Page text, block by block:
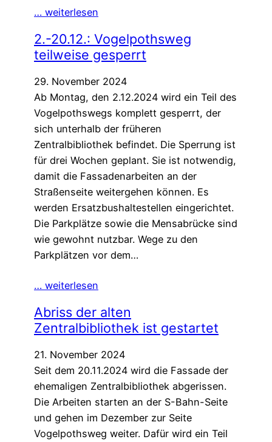
… weiterlesen
2.-20.12.: Vogelpothsweg
teilweise gesperrt
29. November 2024
Ab Montag, den 2.12.2024 wird ein Teil des
Vogelpothswegs komplett gesperrt, der
sich unterhalb der früheren
Zentralbibliothek befindet. Die Sperrung ist
für drei Wochen geplant. Sie ist notwendig,
damit die Fassadenarbeiten an der
Straßenseite weitergehen können. Es
werden Ersatzbushaltestellen eingerichtet.
Die Parkplätze sowie die Mensabrücke sind
wie gewohnt nutzbar. Wege zu den
Parkplätzen vor dem…
… weiterlesen
Abriss der alten
Zentralbibliothek ist gestartet
21. November 2024
Seit dem 20.11.2024 wird die Fassade der
ehemaligen Zentralbibliothek abgerissen.
Die Arbeiten starten an der S-Bahn-Seite
und gehen im Dezember zur Seite
Vogelpothsweg weiter. Dafür wird ein Teil